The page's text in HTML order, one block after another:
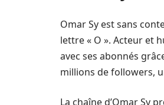
Omar Sy est sans
lettre « O ». Acteur et
avec ses abonnés
millions de followers,
La chaîne d’Omar Sy